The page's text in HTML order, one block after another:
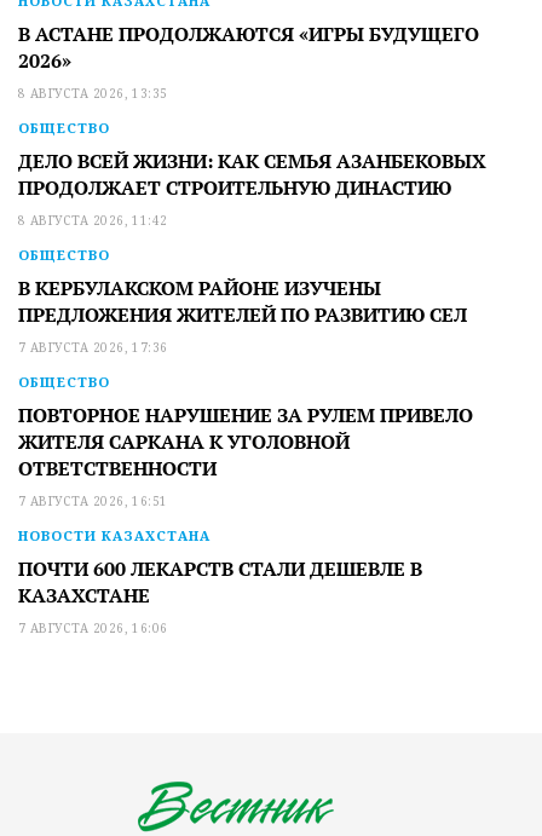
В АСТАНЕ ПРОДОЛЖАЮТСЯ «ИГРЫ БУДУЩЕГО
2026»
8 АВГУСТА 2026, 13:35
ОБЩЕСТВО
ДЕЛО ВСЕЙ ЖИЗНИ: КАК СЕМЬЯ АЗАНБЕКОВЫХ
ПРОДОЛЖАЕТ СТРОИТЕЛЬНУЮ ДИНАСТИЮ
8 АВГУСТА 2026, 11:42
ОБЩЕСТВО
В КЕРБУЛАКСКОМ РАЙОНЕ ИЗУЧЕНЫ
ПРЕДЛОЖЕНИЯ ЖИТЕЛЕЙ ПО РАЗВИТИЮ СЕЛ
7 АВГУСТА 2026, 17:36
ОБЩЕСТВО
ПОВТОРНОЕ НАРУШЕНИЕ ЗА РУЛЕМ ПРИВЕЛО
ЖИТЕЛЯ САРКАНА К УГОЛОВНОЙ
ОТВЕТСТВЕННОСТИ
7 АВГУСТА 2026, 16:51
НОВОСТИ КАЗАХСТАНА
ПОЧТИ 600 ЛЕКАРСТВ СТАЛИ ДЕШЕВЛЕ В
КАЗАХСТАНЕ
7 АВГУСТА 2026, 16:06